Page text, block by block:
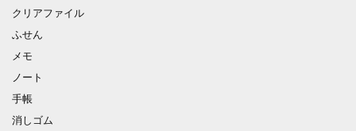
クリアファイル
ふせん
メモ
ノート
手帳
消しゴム